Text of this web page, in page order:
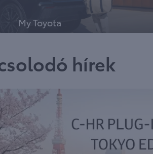
My Toyota
hírek